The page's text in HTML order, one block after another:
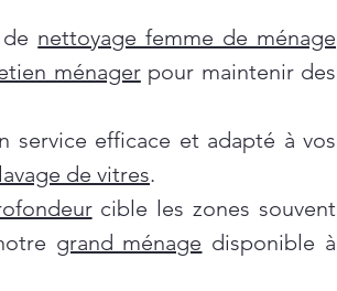
nettoyage femme de ménage
ménagerpour maintenir des
service efficace et adapté à vos
lavage de vitres.
cible les zones souvent
grand ménage disponible à